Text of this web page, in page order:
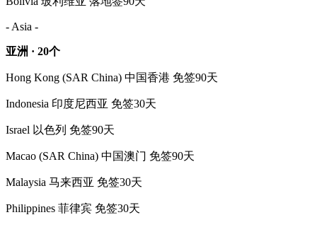
- Asia -
亚洲 · 20个
Hong Kong (SAR China) 中国香港 免签90天
Indonesia 印度尼西亚 免签30天
Israel 以色列 免签90天
Macao (SAR China) 中国澳门 免签90天
Malaysia 马来西亚 免签30天
Philippines 菲律宾 免签30天